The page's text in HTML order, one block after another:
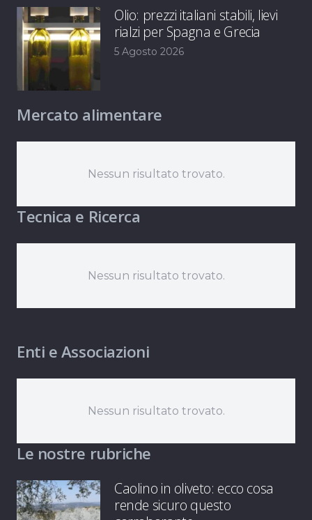
Olio: prezzi italiani stabili, lievi
rialzi per Spagna e Grecia
5 Agosto 2026
Mercato alimentare
Nessun risultato trovato.
Tecnica e Ricerca
Nessun risultato trovato.
Enti e Associazioni
Nessun risultato trovato.
Le nostre rubriche
Caolino in oliveto: ecco cosa
rende sicuro questo